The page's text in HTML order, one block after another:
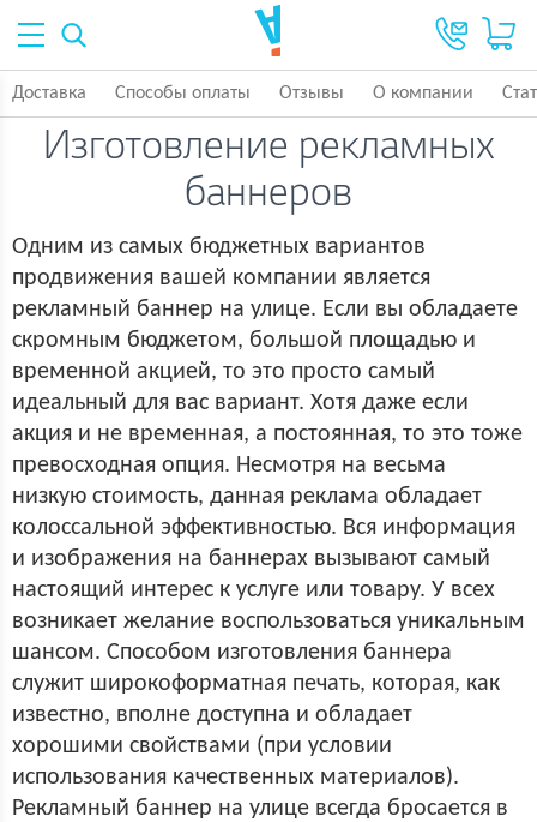
Доставка Способы оплаты Отзывы О компании
Изготовление рекламных
баннеров
Одним из самых бюджетных вариантов
продвижения вашей компании является
рекламный баннер на улице. Если вы обладаете
скромным бюджетом, большой площадью и
временной акцией, то это просто самый
идеальный для вас вариант. Хотя даже если
акция и не временная, а постоянная, то это тоже
превосходная опция. Несмотря на весьма
низкую стоимость, данная реклама обладает
колоссальной эффективностью. Вся информация
и изображения на баннерах вызывают самый
настоящий интерес к услуге или товару. У всех
возникает желание воспользоваться уникальным
шансом. Способом изготовления баннера
служит широкоформатная печать, которая, как
известно, вполне доступна и обладает
хорошими свойствами (при условии
использования качественных материалов).
Рекламный баннер на улице всегда бросается в